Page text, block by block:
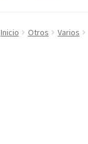
Inicio Otros Varios